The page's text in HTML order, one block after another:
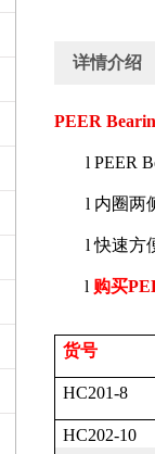
详情介绍
PEER
l PEER
l 内圈两
l 快速方
l 购买
货号
HC201-8
HC202-10